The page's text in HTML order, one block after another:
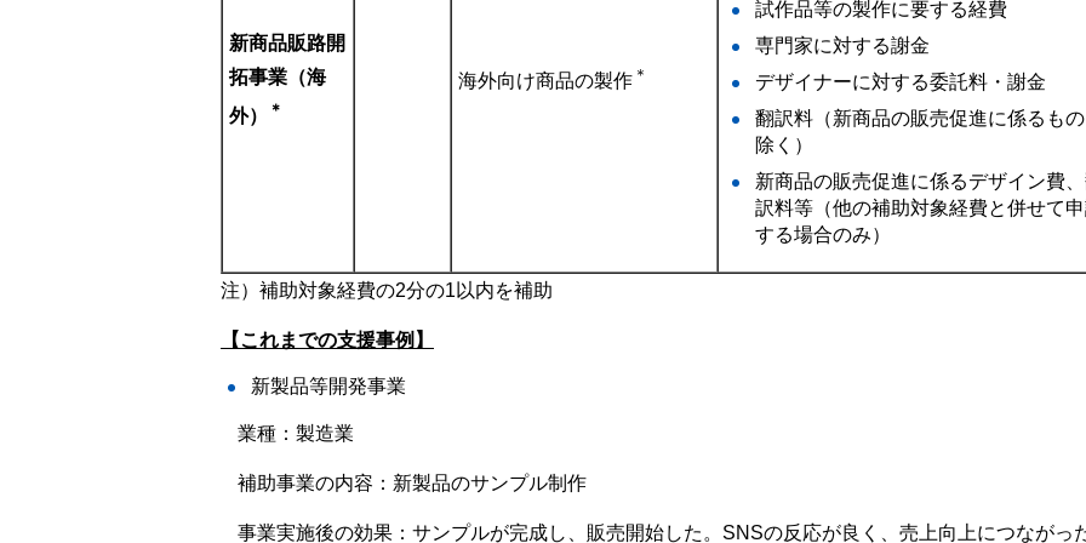
新商品販路開
拓事業（海
外）
＊
海外向け商品の製作 ＊
試作品等の製作に要する経費
専門家に対する謝金
デザイナーに対する委託料・謝金
翻訳料（新商品の販売促進に係るも
除く）
新商品の販売促進に係るデザイン費
訳料等（他の補助対象経費と併せて
する場合のみ）
注）補助対象経費の2分の1以内を補助
【これまでの支援事例】
新製品等開発事業
業種：製造業
補助事業の内容：新製品のサンプル制作
事業実施後の効果：サンプルが完成し、販売開始した。SNSの反応が良く、売上向上につながっ